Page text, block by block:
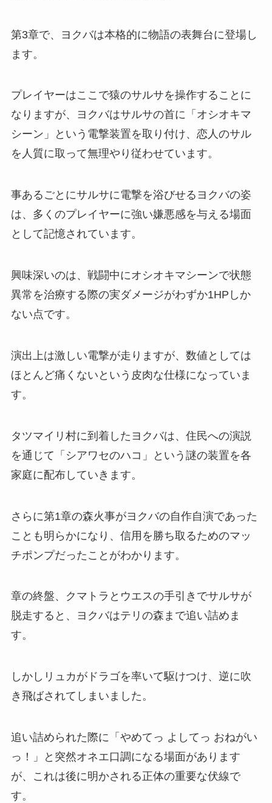
第3章で、ヨクバは本格的に物語の表舞台に登場し
ます。
プレイヤーはここで猿のサルサを操作することに
なりますが、ヨクバはサルサの首に「オシオキマ
シーン」という電撃装置を取り付け、恋人のサル
を人質に取って無理やり従わせています。
事あるごとにサルサに電撃を浴びせるヨクバの姿
は、多くのプレイヤーに強い嫌悪感を与える場面
として記憶されています。
興味深いのは、戦闘中にオシオキマシーンで状態
異常を治療する際の実ダメージがわずか1HPしか
ない点です。
演出上は激しい電撃が走りますが、数値としては
ほとんど痛くないという皮肉な仕様になっていま
す。
タツマイリ村に到着したヨクバは、住民への演説
を通じて「シアワセのハコ」という謎の装置を各
家庭に配布していきます。
さらに第1章の森火事がヨクバの自作自演であった
ことも明らかになり、信用を勝ち取るためのマッ
チポンプだったことがわかります。
章の終盤、クマトラとウエスの手引きでサルサが
脱走すると、ヨクバはテリの森まで追い詰めま
す。
しかしリュカがドラゴを率いて駆けつけ、逆に吹
き飛ばされてしまいました。
追い詰められた際に「やめてっ よしてっ おねがい
っ！」と突然オネエ口調になる場面があります
が、これは後に明かされる正体の重要な伏線で
す。